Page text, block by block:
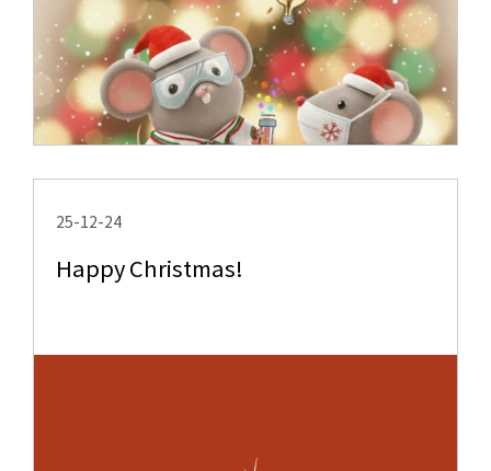
25-12-24
Happy Christmas!